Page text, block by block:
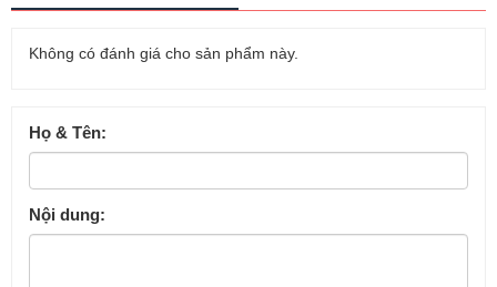
Không có đánh giá cho sản phẩm này.
Họ & Tên:
Nội dung: